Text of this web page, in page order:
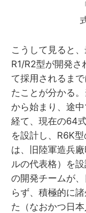
「
こうして見ると
R1/R2型が開発
て採用されるま
たことが分かる
から始まり、途
経て、現在の64
を設計し、R6K
は、旧陸軍造兵
ルの代表格）を
の開発チームが
らず、積極的に
た（なおかつ日